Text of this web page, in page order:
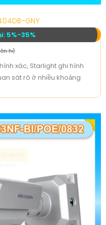
GNY
5%-35%
hệ
xác, Starlight ghi hình
sát rõ ở nhiều khoảng